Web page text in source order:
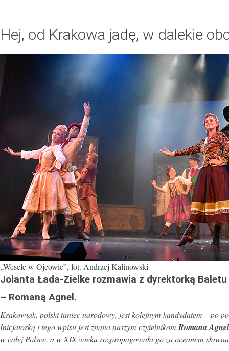
Hej, od Krakowa jadę, w dalekie
„Wesele w Ojcowie”, fot. Andrzej Kalinowski
Jolanta Łada-Zielke rozmawia z dyrektorką
– Romaną Agnel.
Krakowiak, polski taniec narodowy, jest kolejnym kandydatem – po
Inicjatorką i tego wpisu jest znana naszym czytelnikom Romana Agnel
w całej Polsce, a w XIX wieku rozpropagowała go za oceanem